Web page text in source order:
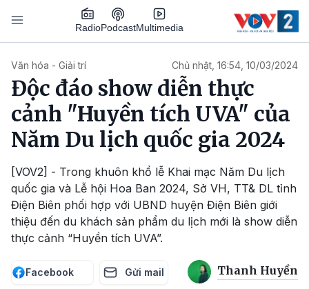
Nhảy đến nội dung
RadioPodcastMultimedia
Văn hóa - Giải trí Chủ nhật, 16:54, 10/03/2024
Độc đáo show diễn thực
cảnh "Huyền tích UVA" của
Năm Du lịch quốc gia 2024
[VOV2] - Trong khuôn khổ lễ Khai mạc Năm Du lịch
quốc gia và Lễ hội Hoa Ban 2024, Sở VH, TT& DL tỉnh
Điện Biên phối hợp với UBND huyện Điện Biên giới
thiệu đến du khách sản phẩm du lịch mới là show diễn
thực cảnh “Huyền tích UVA”.
Facebook Gửi mail Thanh Huyền